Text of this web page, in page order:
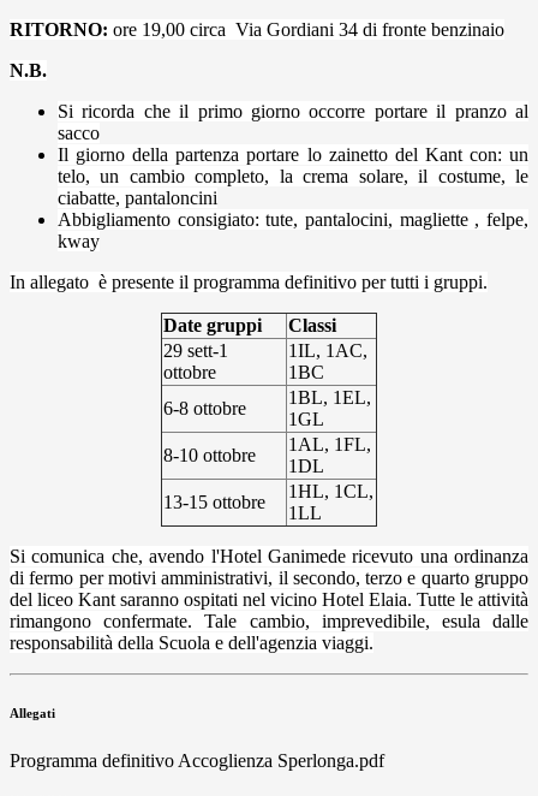
RITORNO: ore 19,00 circa Via Gordiani 34 di fronte benzinaio
N.B.
Si ricorda che il primo giorno occorre portare il pranzo al
sacco
Il giorno della partenza portare lo zainetto del Kant con: un
telo, un cambio completo, la crema solare, il costume, le
ciabatte, pantaloncini
Abbigliamento consigiato: tute, pantalocini, magliette , felpe,
kway
In allegato è presente il programma definitivo per tutti i gruppi.
Date gruppi
Classi
29 sett-1
ottobre
1IL, 1AC,
1BC
6-8 ottobre
1BL, 1EL,
1GL
8-10 ottobre
1AL, 1FL,
1DL
13-15 ottobre
1HL, 1CL,
1LL
Si comunica che, avendo l'Hotel Ganimede ricevuto una ordinanza
di fermo per motivi amministrativi, il secondo, terzo e quarto gruppo
del liceo Kant saranno ospitati nel vicino Hotel Elaia. Tutte le attività
rimangono confermate. Tale cambio, imprevedibile, esula dalle
responsabilità della Scuola e dell'agenzia viaggi.
Allegati
Programma definitivo Accoglienza Sperlonga.pdf